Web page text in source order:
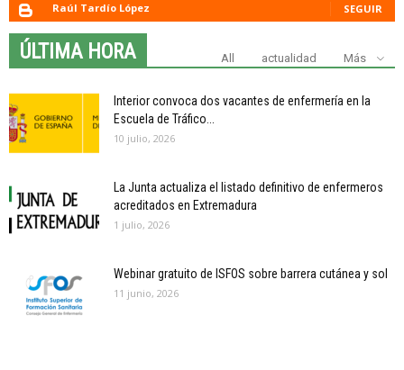
Raúl Tardío López SEGUIR
ÚLTIMA HORA All actualidad Más
Interior convoca dos vacantes de enfermería en la
Escuela de Tráfico...
10 julio, 2026
La Junta actualiza el listado definitivo de enfermeros
acreditados en Extremadura
1 julio, 2026
Webinar gratuito de ISFOS sobre barrera cutánea y sol
11 junio, 2026